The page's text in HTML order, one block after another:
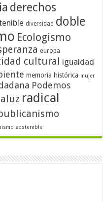
derechos
diversidad doble
Ecologismo
europa
cultural igualdad
memoria histórica mujer
Podemos
radical
sostenible